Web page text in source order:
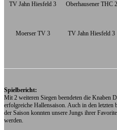
TV Jahn Hiesfeld 3 Oberhausener THC 2
Moerser TV 3 TV Jahn Hiesfeld 3
Spielbericht:
Mit 2 weiteren Siegen beendeten die Knaben
erfolgreiche Hallensaison. Auch in den letzten
der Saison konnten unsere Jungs ihrer
werden.